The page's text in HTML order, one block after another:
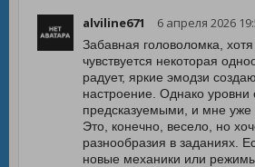
alviline671 6 апреля 2026
Забавная головоломка, хотя
чувствуется некоторая
радует, яркие эмодзи
настроение. Однако уровни
предсказуемыми, и мне уже
Это, конечно, весело, но
разнообразия в заданиях.
новые механики или